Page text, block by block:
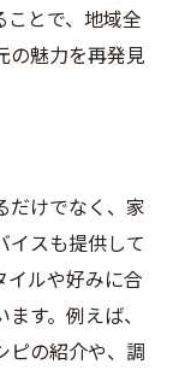
とで、地域全
の魅力を再発見
だけでなく、家
イスも提供して
イルや好みに合
す。例えば、
ピの紹介や、調